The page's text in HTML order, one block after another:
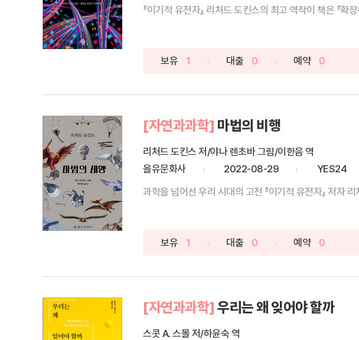
『이기적 유전자』 리처드 도킨스의 최고 역작이 책은 『
보유 1 대출 0 예약 0
[자연과과학] 마법의 비행
리처드 도킨스 저/야나 렌초바 그림/이한음 역
을유문화사
2022-08-29
YES24
과학을 넘어선 우리 시대의 고전 『이기적 유전자』 저자
보유 1 대출 0 예약 0
[자연과과학] 우리는 왜 잊어야 할까
스콧 A. 스몰 저/하윤숙 역